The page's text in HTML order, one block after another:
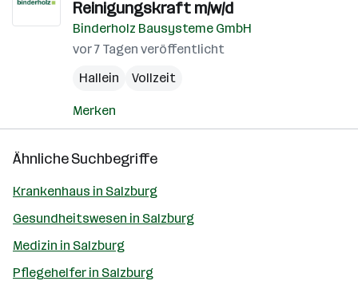
Reinigungskraft m/w/d
Binderholz Bausysteme GmbH
vor 7 Tagen veröffentlicht
Hallein
Vollzeit
Merken
Ähnliche Suchbegriffe
Krankenhaus in Salzburg
Gesundheitswesen in Salzburg
Medizin in Salzburg
Pflegehelfer in Salzburg